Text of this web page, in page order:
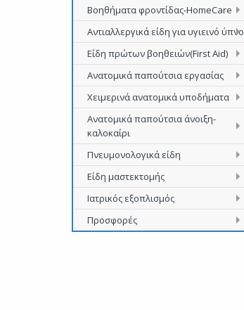
Βοηθήματα φροντίδας-HomeCare
Αντιαλλεργικά είδη για υγιεινό ύπνο
Είδη πρώτων βοηθειών(First Aid)
Ανατομικά παπούτσια εργασίας
Χειμερινά ανατομικά υποδήματα
Ανατομικά παπούτσια άνοιξη-
καλοκαίρι
Πνευμονολογικά είδη
Είδη μαστεκτομής
Ιατρικός εξοπλισμός
Προσφορές